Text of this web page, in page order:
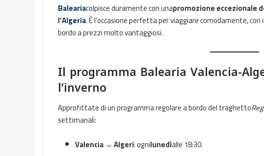
Baleariacolpisce duramente con unapromozione eccezionale
l’Algeria. È l’occasione perfetta per viaggiare comodamente,
bordo a prezzi molto vantaggiosi.
Il programma Balearia Valencia-
l’inverno
Approfittate di un programma regolare a bordo del traghetto
settimanali:
Valencia → Algeri: ognilunedìalle 18:30.